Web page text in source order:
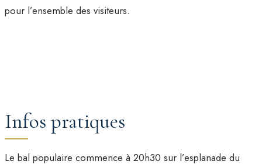
pour l’ensemble des visiteurs.
Infos pratiques
Le bal populaire commence à 20h30 sur l’esplanade du